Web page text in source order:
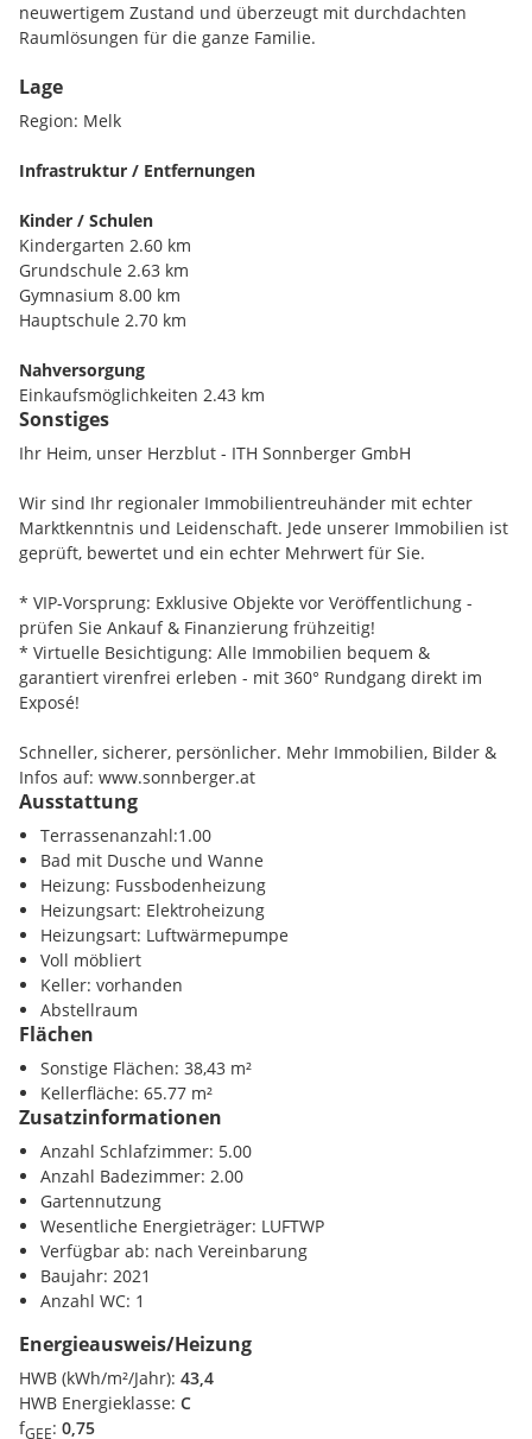
neuwertigem Zustand und überzeugt mit durchdachten
Raumlösungen für die ganze Familie.
Von der Küche aus behalten Sie den Garten stets im Blick -
ideal, wenn die Kinder draußen spielen. Die ruhige
Umgebung ohne Durchzugsverkehr schafft zusätzlich ein
entspanntes und sicheres Wohngefühl.
* Offener Wohn- und Essbereich mit großen Fensterflächen
und direktem Zugang zur überdachten Terrasse
* 6 Zimmer - flexibel nutzbar für Familie, Homeoffice oder
Gäste
* Moderne Wärmepumpe mit Fußbodenheizung und
zusätzlichem Kachelofen
* Großzügiger Garten mit viel Platz für Freizeit, Ruhe und
Gestaltung
* Garage im Haus mit direktem Zugang sowie zusätzliche
Nutzflächen im Keller
Lage
Region: Melk
Infrastruktur / Entfernungen
Kinder / Schulen
Kindergarten 2.60 km
Grundschule 2.63 km
Gymnasium 8.00 km
Hauptschule 2.70 km
Nahversorgung
Einkaufsmöglichkeiten 2.43 km
Gaststätten 1.46 km
Autobahn 5.09 km
Sonstiges
Ihr Heim, unser Herzblut - ITH Sonnberger GmbH
Wir sind Ihr regionaler Immobilientreuhänder mit echter
Marktkenntnis und Leidenschaft. Jede unserer Immobilien ist
geprüft, bewertet und ein echter Mehrwert für Sie.
* VIP-Vorsprung: Exklusive Objekte vor Veröffentlichung -
prüfen Sie Ankauf & Finanzierung frühzeitig!
* Virtuelle Besichtigung: Alle Immobilien bequem &
garantiert virenfrei erleben - mit 360° Rundgang direkt im
Exposé!
Schneller, sicherer, persönlicher. Mehr Immobilien, Bilder &
Infos auf: www.sonnberger.at
Ausstattung
Terrassenanzahl:1.00
Bad mit Dusche und Wanne
Heizung: Fussbodenheizung
Heizungsart: Elektroheizung
Heizungsart: Luftwärmepumpe
Voll möbliert
Keller: vorhanden
Abstellraum
Flächen
Sonstige Flächen: 38,43 m²
Kellerfläche: 65.77 m²
Zusatzinformationen
Anzahl Schlafzimmer: 5.00
Anzahl Badezimmer: 2.00
Gartennutzung
Wesentliche Energieträger: LUFTWP
Verfügbar ab: nach Vereinbarung
Baujahr: 2021
Anzahl WC: 1
Energieausweis/Heizung
HWB (kWh/m²/Jahr): 43,4
HWB Energieklasse: C
fGEE: 0,75